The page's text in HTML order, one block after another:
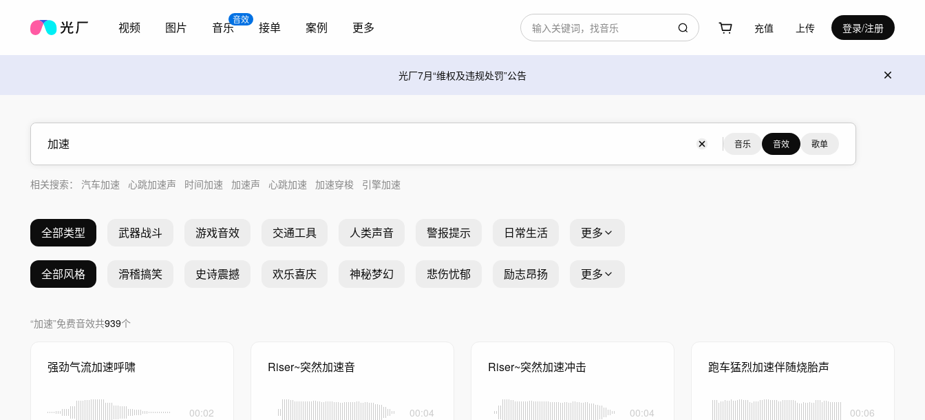
视频 图片
音效
音乐 接单 案例 更多 充值 上传 登录/注册
光厂7月“维权及违规处罚”公告
音乐 音效 歌单
相关搜索： 汽车加速 心跳加速声 时间加速 加速声 心跳加速 加速穿梭
引擎加速
全部类型 武器战斗 游戏音效 交通工具 人类声音 警报提示 日常生活 更多
全部风格 滑稽搞笑 史诗震撼 欢乐喜庆 神秘梦幻 悲伤忧郁 励志昂扬 更多
“加速”免费音效共939个
强劲气流加速呼啸
00:02
Riser~突然加速音
00:04
Riser~突然加速冲击
00:04
跑车猛烈加速伴随烧胎声
00:06